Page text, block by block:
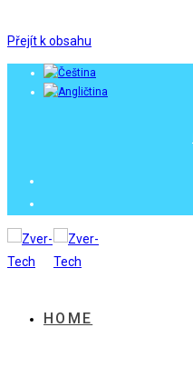
Přejít k obsahu
HOME